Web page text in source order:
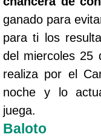
ganado para
para ti los
del miercoles 25
realiza por el
noche y lo
juega.
Baloto